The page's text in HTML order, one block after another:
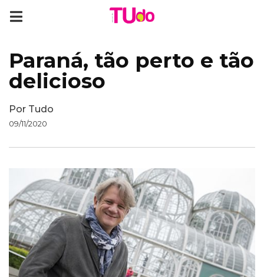
Paraná, tão perto e tão
delicioso
Por Tudo
09/11/2020